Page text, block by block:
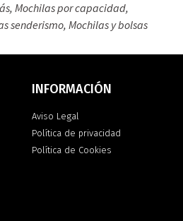
, Mochilas por capacidad,
senderismo, Mochilas y bolsas
INFORMACIÓN
Aviso Legal
Política de privacidad
Política de Cookies